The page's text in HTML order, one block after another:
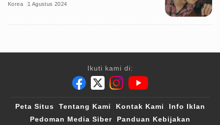
Korea 1 Agustus 2024
Ikuti kami di:
Peta Situs Tentang Kami Kontak Kami
Info Iklan
Pedoman Media Siber
Panduan Kebijakan